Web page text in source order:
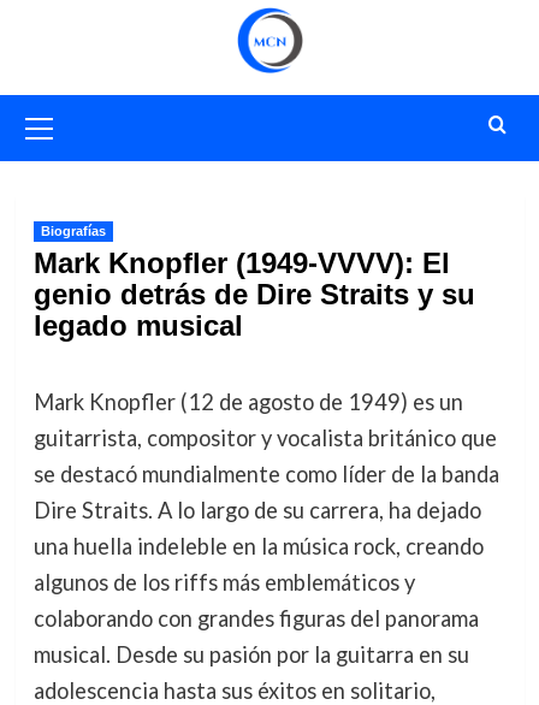
primario
Biografías
Mark Knopfler (1949-VVVV): El
genio detrás de Dire Straits y su
legado musical
Mark Knopfler (12 de agosto de 1949) es un
guitarrista, compositor y vocalista británico que
se destacó mundialmente como líder de la banda
Dire Straits. A lo largo de su carrera, ha dejado
una huella indeleble en la música rock, creando
algunos de los riffs más emblemáticos y
colaborando con grandes figuras del panorama
musical. Desde su pasión por la guitarra en su
adolescencia hasta sus éxitos en solitario,